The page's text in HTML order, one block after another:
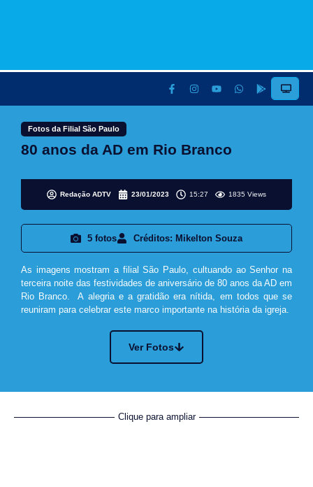
Fotos da Filial São Paulo
80 anos da AD em Rio Branco
Redação ADTV 23/01/2023 15:27 1835 Views
5 fotos Créditos: Mikelton Souza
As imagens mostram a filial São Paulo, cultuando ao Senhor na
terceira noite das festividades de aniversário de 80 anos da AD em
Rio Branco. A alegria e a gratidão era nítida, em todos que se
reuniram para celebrar este marco importante na história da igreja.
Ver Fotos
Clique para ampliar